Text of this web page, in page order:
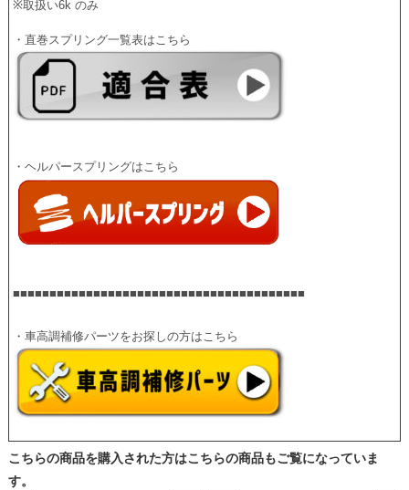
※取扱い6k のみ
・直巻スプリング一覧表はこちら
■■■■■■■■■■■■■■■■■■■■■■■■■■■■■■■■■■■■■■■■
・車高調補修パーツをお探しの方はこちら
こちらの商品を購入された方はこちらの商品もご覧になっていま
す。